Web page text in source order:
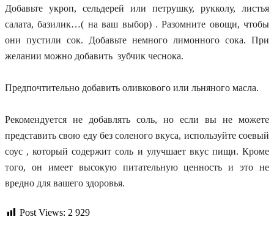
Добавьте укроп, сельдерей или петрушку, рукколу, листья
салата, базилик…( на ваш выбор) . Разомните овощи, чтобы
они пустили сок. Добавьте немного лимонного сока. При
желании можно добавить зубчик чеснока.
Предпочтительно добавить оливкового или льняного масла.
Рекомендуется не добавлять соль, но если вы не можете
представить свою еду без соленого вкуса, используйте соевый
соус , который содержит соль и улучшает вкус пищи. Кроме
того, он имеет высокую питательную ценность и это не
вредно для вашего здоровья.
Post Views: 2 929